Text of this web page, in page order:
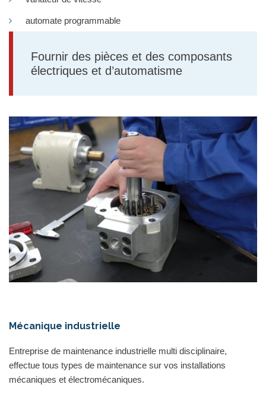
automate programmable
Fournir des pièces et des composants
électriques et d’automatisme
Mécanique industrielle
Entreprise de maintenance industrielle multi disciplinaire,
effectue tous types de maintenance sur vos installations
mécaniques et électromécaniques.